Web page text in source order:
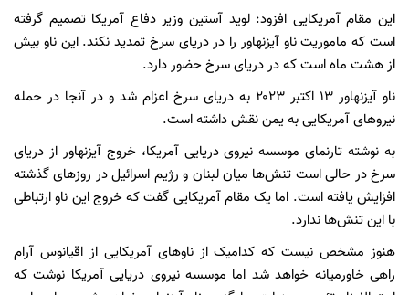
این مقام آمریکایی افزود: لوید آستین وزیر دفاع آمریکا تصمیم گرفته
است که ماموریت ناو آیزنهاور را در دریای سرخ تمدید نکند. این ناو بیش
از هشت ماه است که در دریای سرخ حضور دارد.
ناو آیزنهاور ۱۳ اکتبر ۲۰۲۳ به دریای سرخ اعزام شد و در آنجا در حمله
نیروهای آمریکایی به یمن نقش داشته است.
به نوشته تارنمای موسسه نیروی دریایی آمریکا، خروج آیزنهاور از دریای
سرخ در حالی است تنش‌ها میان لبنان و رژیم اسرائیل در روزهای گذشته
افزایش یافته است. اما یک مقام آمریکایی گفت که خروج این ناو ارتباطی
با این تنش‌ها ندارد.
هنوز مشخص نیست که کدامیک از ناوهای آمریکایی از اقیانوس آرام
راهی خاورمیانه خواهد شد اما موسسه نیروی دریایی آمریکا نوشت که